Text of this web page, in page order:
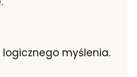
myślenia.